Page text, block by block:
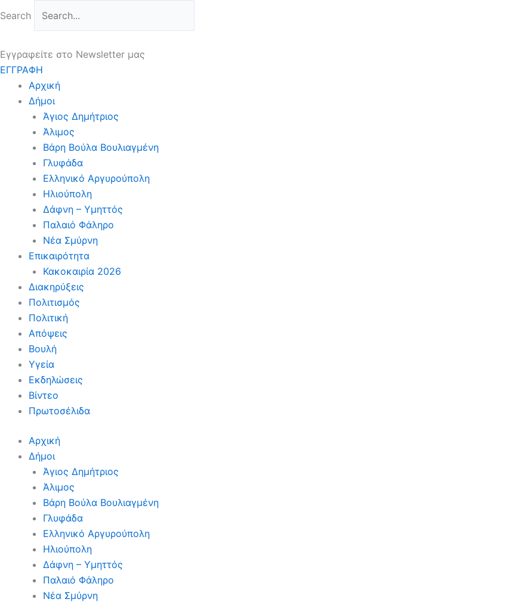
στο
Search
Εγγραφείτε στο Newsletter μας
ΕΓΓΡΑΦΗ
Αρχική
Δήμοι
Άγιος Δημήτριος
Άλιμος
Βάρη Βούλα Βουλιαγμένη
Γλυφάδα
Ελληνικό Αργυρούπολη
Ηλιούπολη
Δάφνη – Υμηττός
Παλαιό Φάληρο
Νέα Σμύρνη
Επικαιρότητα
Κακοκαιρία 2026
Διακηρύξεις
Πολιτισμός
Πολιτική
Απόψεις
Βουλή
Υγεία
Εκδηλώσεις
Βίντεο
Πρωτοσέλιδα
Αρχική
Δήμοι
Άγιος Δημήτριος
Άλιμος
Βάρη Βούλα Βουλιαγμένη
Γλυφάδα
Ελληνικό Αργυρούπολη
Ηλιούπολη
Δάφνη – Υμηττός
Παλαιό Φάληρο
Νέα Σμύρνη